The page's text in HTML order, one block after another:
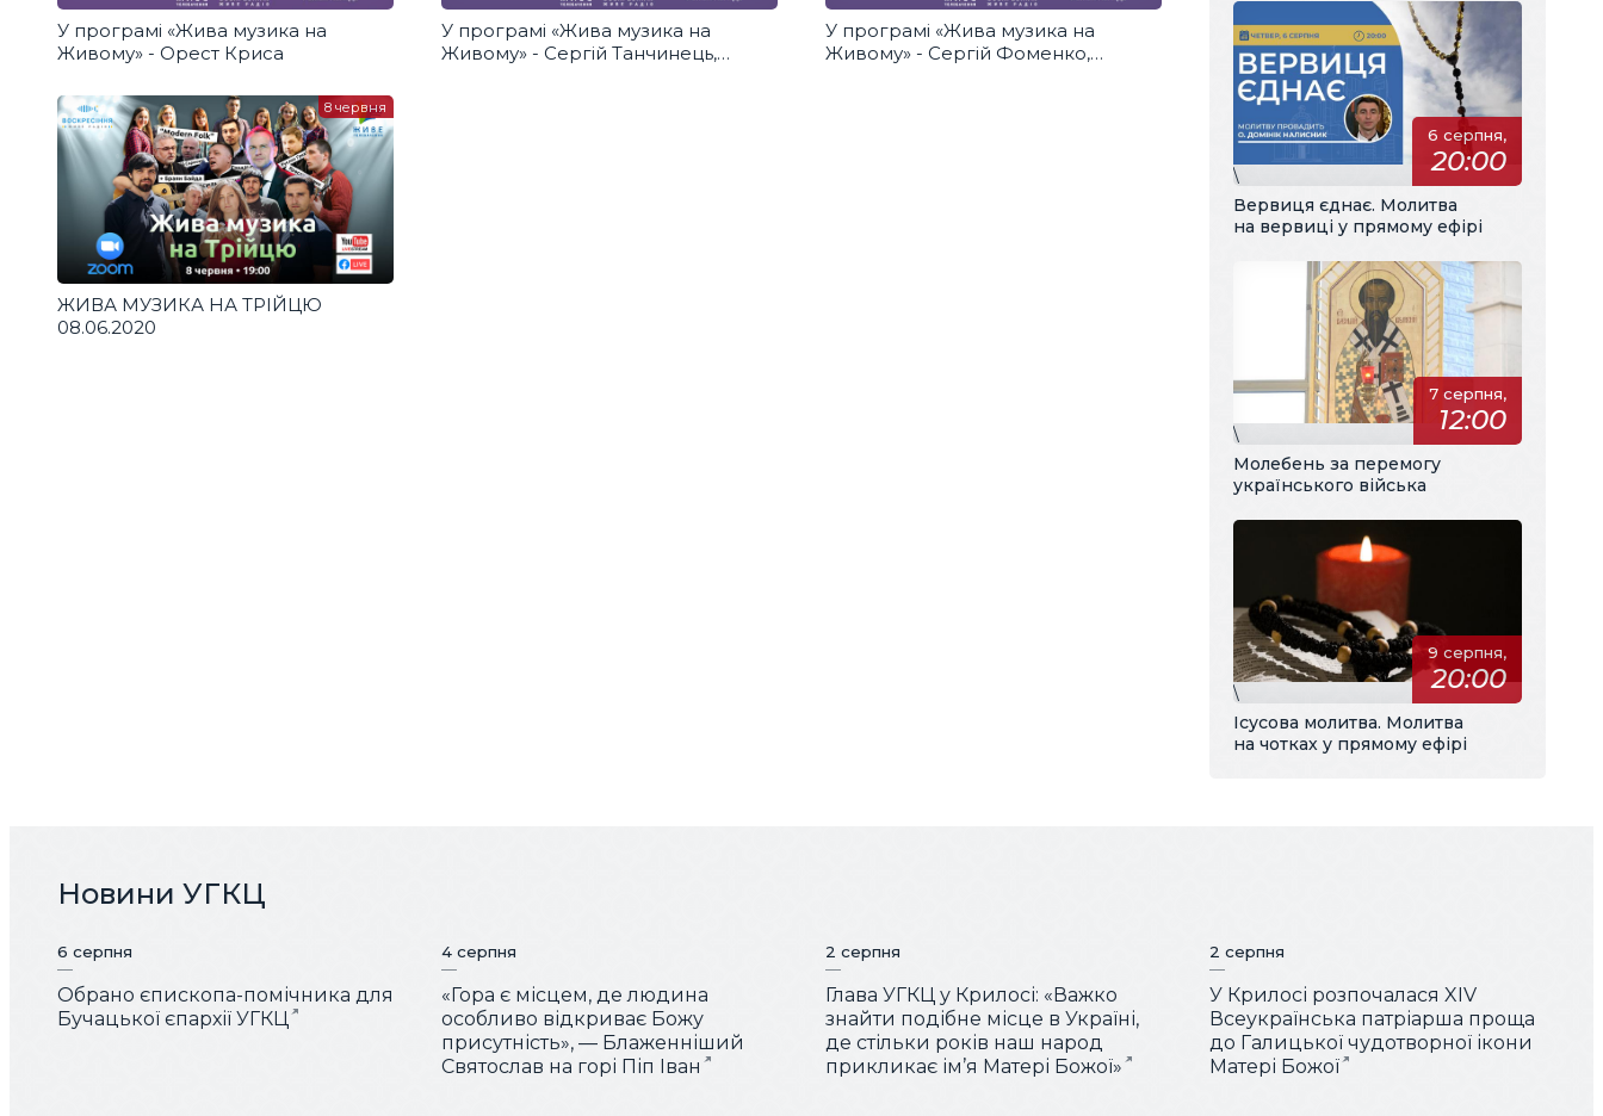
У програмі «Жива музика на
Живому» - Орест Криса
У програмі «Жива музика на
Живому» - Сергій Танчинець,
У програмі «Жива музика на
Живому» - Сергій Фоменко,
ЖИВА МУЗИКА НА ТРІЙЦЮ
08.06.2020
8 червня
6 серпня,
20:00
\
Вервиця єднає. Молитва
на вервиці у прямому ефірі
7 серпня,
12:00
\
Молебень за перемогу
українського війська
9 серпня,
20:00
\
Ісусова молитва. Молитва
на чотках у прямому ефірі
Новини УГКЦ
6 серпня
Обрано єпископа-помічника для
Бучацької єпархії УГКЦ
4 серпня
«Гора є місцем, де людина
особливо відкриває Божу
присутність», — Блаженніший
Святослав на горі Піп Іван
2 серпня
Глава УГКЦ у Крилосі: «Важко
знайти подібне місце в Україні,
де стільки років наш народ
прикликає ім’я Матері Божої»
2 серпня
У Крилосі розпочалася XIV
Всеукраїнська патріарша проща
до Галицької чудотворної ікони
Матері Божої